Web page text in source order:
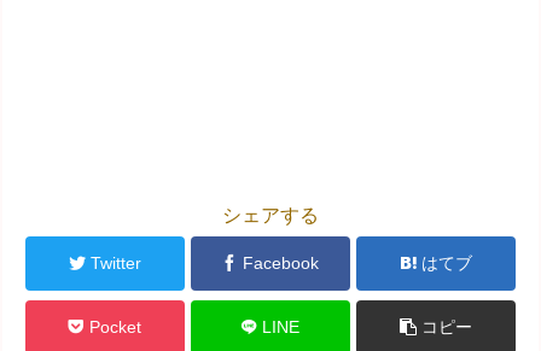
シェアする
Twitter Facebook はてブ
Pocket LINE コピー